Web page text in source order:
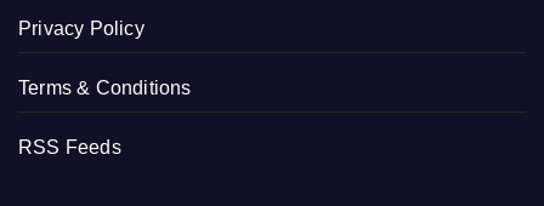
Privacy Policy
Terms & Conditions
RSS Feeds